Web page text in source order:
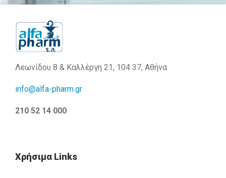
Λεωνίδου 8 & Καλλέργη 21, 104 37, Αθήνα
info@alfa-pharm.gr
210 52 14 000
Χρήσιμα Links